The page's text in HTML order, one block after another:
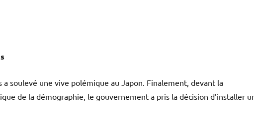
soulevé une vive polémique au Japon. Finalement, devant la
de la démographie, le gouvernement a pris la décision d’installer